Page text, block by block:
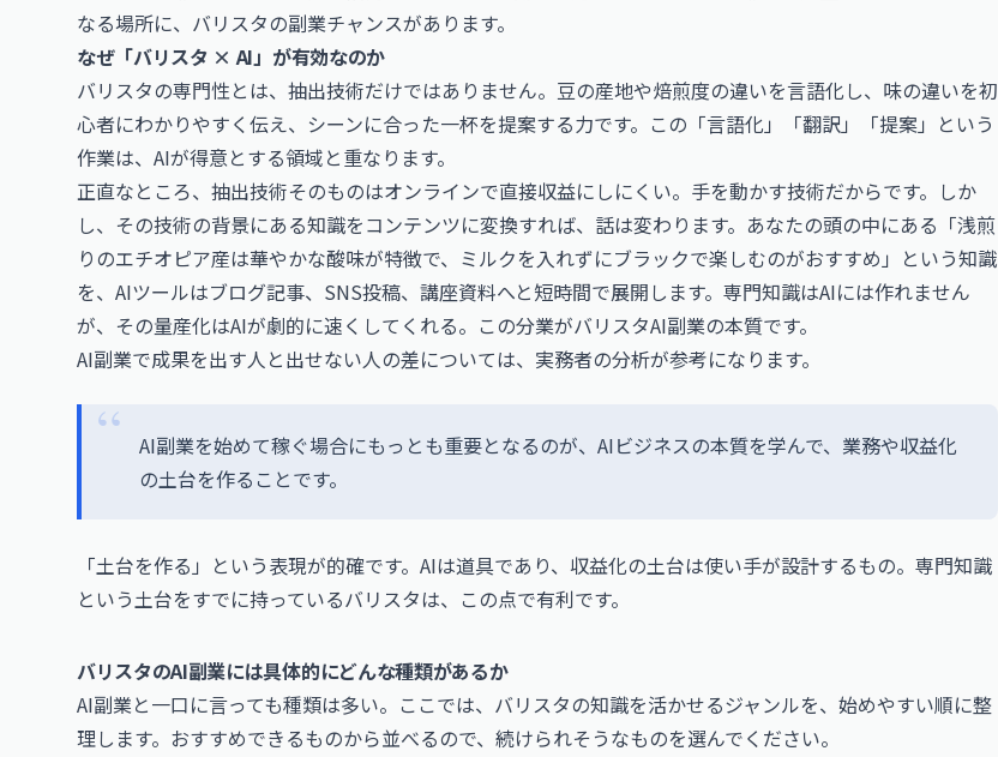
なる場所に、バリスタの副業チャンスがあります。
なぜ「バリスタ × AI」が有効なのか
バリスタの専門性とは、抽出技術だけではありません。豆の産地や焙煎度の違いを言語化し、味の違いを初
心者にわかりやすく伝え、シーンに合った一杯を提案する力です。この「言語化」「翻訳」「提案」という
作業は、AIが得意とする領域と重なります。
正直なところ、抽出技術そのものはオンラインで直接収益にしにくい。手を動かす技術だからです。しか
し、その技術の背景にある知識をコンテンツに変換すれば、話は変わります。あなたの頭の中にある「浅煎
りのエチオピア産は華やかな酸味が特徴で、ミルクを入れずにブラックで楽しむのがおすすめ」という知識
を、AIツールはブログ記事、SNS投稿、講座資料へと短時間で展開します。専門知識はAIには作れません
が、その量産化はAIが劇的に速くしてくれる。この分業がバリスタAI副業の本質です。
AI副業で成果を出す人と出せない人の差については、実務者の分析が参考になります。
AI副業を始めて稼ぐ場合にもっとも重要となるのが、AIビジネスの本質を学んで、業務や収益化
の土台を作ることです。
「土台を作る」という表現が的確です。AIは道具であり、収益化の土台は使い手が設計するもの。専門知識
という土台をすでに持っているバリスタは、この点で有利です。
バリスタのAI副業には具体的にどんな種類があるか
AI副業と一口に言っても種類は多い。ここでは、バリスタの知識を活かせるジャンルを、始めやすい順に整
理します。おすすめできるものから並べるので、続けられそうなものを選んでください。